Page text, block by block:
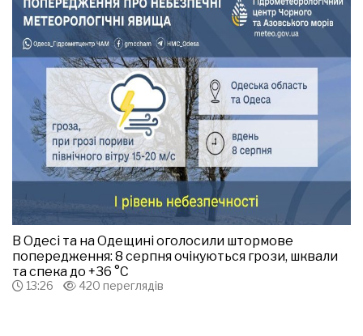
В Одесі та на Одещині оголосили штормове
попередження: 8 серпня очікуються грози, шквали
та спека до +36 °С
13:26 420 переглядів